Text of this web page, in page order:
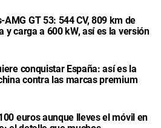
AMG GT 53: 544 CV, 809 km de
y carga a 600 kW, así es la versión
conquistar España: así es la
contra las marcas premium
euros aunque lleves el móvil en